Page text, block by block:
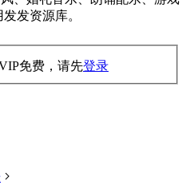
发资源库。
免费，请先登录